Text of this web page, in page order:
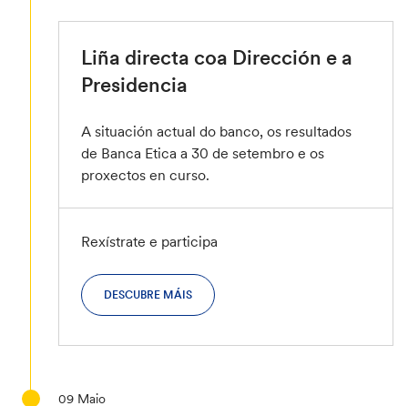
Liña directa coa Dirección e a
Presidencia
A situación actual do banco, os resultados
de Banca Etica a 30 de setembro e os
proxectos en curso.
Rexístrate e participa
DESCUBRE MÁIS
09 Maio